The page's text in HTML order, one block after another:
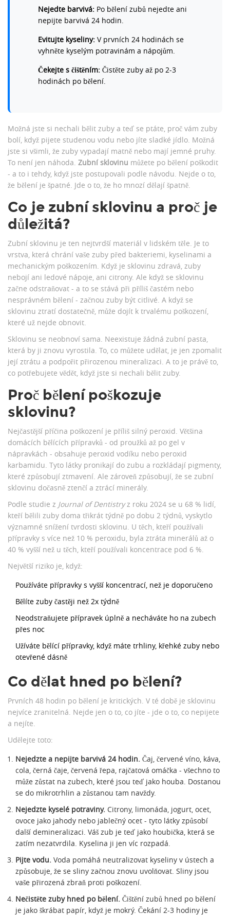
Nejedte barvivá: Po bělení zubů nejedte ani
nepijte barvivá 24 hodin.
Evitujte kyseliny: V prvních 24 hodinách se
vyhněte kyselým potravinám a nápojům.
Čekejte s čištěním: Čistěte zuby až po 2-3
hodinách po bělení.
Možná jste si nechali bělit zuby a teď se ptáte, proč vám zuby
bolí, když pijete studenou vodu nebo jíte sladké jídlo. Možná
jste si všimli, že zuby vypadají matně nebo mají jemné pruhy.
To není jen náhoda. Zubní sklovinu můžete po bělení poškodit
- a to i tehdy, když jste postupovali podle návodu. Nejde o to,
že bělení je špatné. Jde o to, že ho mnozí dělají špatně.
Co je zubní sklovinu a proč je
důležitá?
Zubní sklovinu je ten nejtvrdší materiál v lidském těle. Je to
vrstva, která chrání vaše zuby před bakteriemi, kyselinami a
mechanickým poškozením. Když je sklovinu zdravá, zuby
nebojí ani ledové nápoje, ani citrony. Ale když se sklovinu
začne odstraňovat - a to se stává při příliš častém nebo
nesprávném bělení - začnou zuby být citlivé. A když se
sklovinu ztratí dostatečně, může dojít k trvalému poškození,
které už nejde obnovit.
Sklovinu se neobnoví sama. Neexistuje žádná zubní pasta,
která by ji znovu vyrostila. To, co můžete udělat, je jen zpomalit
její ztrátu a podpořit přirozenou mineralizaci. A to je právě to,
co potřebujete vědět, když jste si nechali bělit zuby.
Proč bělení poškozuje
sklovinu?
Nejčastější příčina poškození je příliš silný peroxid. Většina
domácích bělících přípravků - od proužků až po gel v
nápravkách - obsahuje peroxid vodíku nebo peroxid
karbamidu. Tyto látky pronikají do zubu a rozkládají pigmenty,
které způsobují ztmavení. Ale zároveň způsobují, že se zubní
sklovinu dočasně ztenčí a ztrácí minerály.
Podle studie z Journal of Dentistryz roku 2024 se u 68 % lidí,
kteří bělili zuby doma třikrát týdně po dobu 2 týdnů, vyskytlo
významné snížení tvrdosti sklovinu. U těch, kteří používali
přípravky s více než 10 % peroxidu, byla ztráta minerálů až o
40 % vyšší než u těch, kteří používali koncentrace pod 6 %.
Největší riziko je, když:
Používáte přípravky s vyšší koncentrací, než je doporučeno
Bělíte zuby častěji než 2x týdně
Neodstraňujete přípravek úplně a necháváte ho na zubech
přes noc
Užíváte bělící přípravky, když máte trhliny, křehké zuby nebo
otevřené dásně
Co dělat hned po bělení?
Prvních 48 hodin po bělení je kritických. V té době je sklovinu
nejvíce zranitelná. Nejde jen o to, co jíte - jde o to, co nepijete
a nejíte.
Udělejte toto:
Nejedzte a nepijte barvivá 24 hodin. Čaj, červené víno, káva,
cola, černá čaje, červená řepa, rajčatová omáčka - všechno to
může zůstat na zubech, které jsou teď jako houba. Dostanou
se do mikrotrhlin a zůstanou tam navždy.
Nejedzte kyselé potraviny. Citrony, limonáda, jogurt, ocet,
ovoce jako jahody nebo jablečný ocet - tyto látky způsobí
další demineralizaci. Váš zub je teď jako houbička, která se
zatím nezatvrdila. Kyselina ji jen víc rozpadá.
Pijte vodu. Voda pomáhá neutralizovat kyseliny v ústech a
způsobuje, že se sliny začnou znovu uvolňovat. Sliny jsou
vaše přirozená zbraň proti poškození.
Nečistěte zuby hned po bělení. Čištění zubů hned po bělení
je jako škrábat papír, když je mokrý. Čekání 2-3 hodiny je